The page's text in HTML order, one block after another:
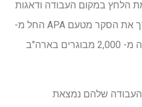
הלחץ במקום העבודה ודאגות
לבריאות הנפש. סקר האריס ערך את הסקר מטעם APA החל מ-
26 במרץ-4, 2025, בקרב למעלה מ- 2,000 מבוגרים בארה"ב
שלהם נמצאת